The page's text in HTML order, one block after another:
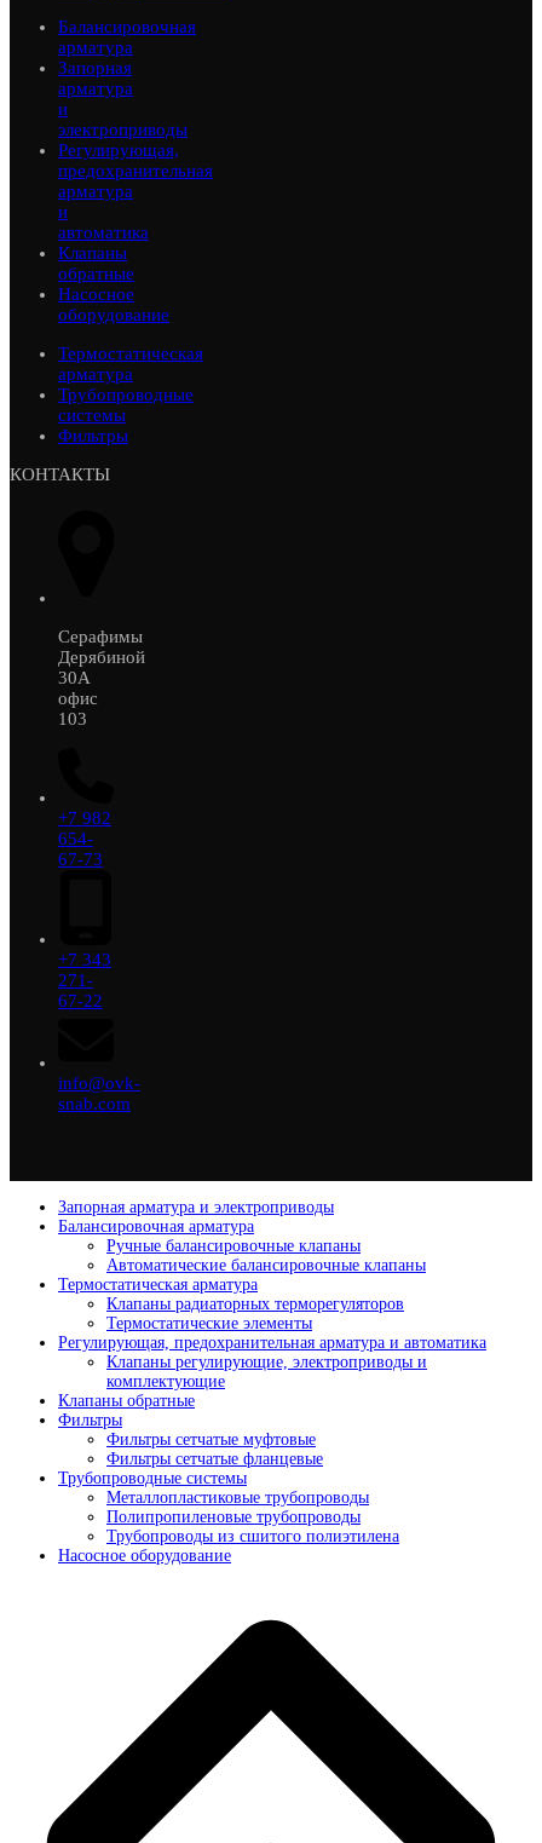
Балансировочная
арматура
Запорная
арматура
и
электроприводы
Регулирующая,
предохранительная
арматура
и
автоматика
Клапаны
обратные
Насосное
оборудование
Термостатическая
арматура
Трубопроводные
системы
Фильтры
КОНТАКТЫ
Серафимы
Дерябиной
30А
офис
103
+7 982
654-
67-73
+7 343
271-
67-22
info@ovk-
snab.com
Запорная арматура и электроприводы
Балансировочная арматура
Ручные балансировочные клапаны
Автоматические балансировочные клапаны
Термостатическая арматура
Клапаны радиаторных терморегуляторов
Термостатические элементы
Регулирующая, предохранительная арматура и автоматика
Клапаны регулирующие, электроприводы и
комплектующие
Клапаны обратные
Фильтры
Фильтры сетчатые муфтовые
Фильтры сетчатые фланцевые
Трубопроводные системы
Металлопластиковые трубопроводы
Полипропиленовые трубопроводы
Трубопроводы из сшитого полиэтилена
Насосное оборудование